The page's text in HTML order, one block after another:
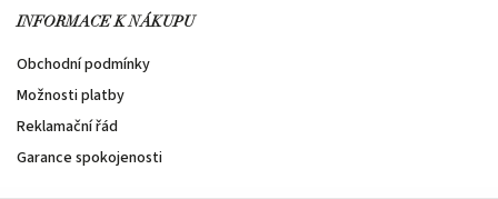
INFORMACE K NÁKUPU
Obchodní podmínky
Možnosti platby
Reklamační řád
Garance spokojenosti